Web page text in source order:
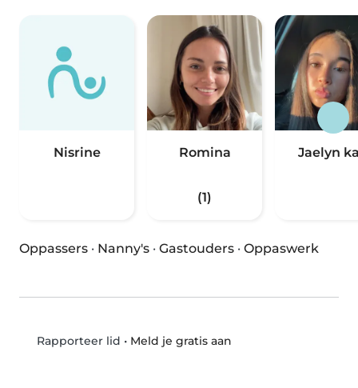
Nisrine Romina
(1)
Jaelyn
Oppassers · Nanny's · Gastouders · Oppaswerk
Rapporteer lid • Meld je gratis aan